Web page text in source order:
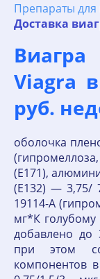
Препараты для
Доставка
Viagra
руб.
оболочка
(Е171),
(Е132) — 3,75/
19114-A
мг*К
добавлено до
при этом
компонентов